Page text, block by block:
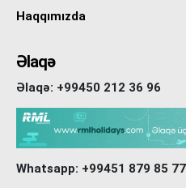
Haqqımızda
Əlaqə
Əlaqə: +99450 212 36 96
Whatsapp: +99451 879 85 77